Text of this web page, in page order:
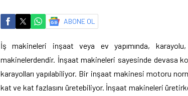
ABONE OL
İş makineleri inşaat veya ev yapımında,
makinelerdendir. İnşaat makineleri sayesinde devasa
karayolları yapılabiliyor. Bir inşaat makinesi motoru
kat ve kat fazlasını üretebiliyor. İnşaat makineleri